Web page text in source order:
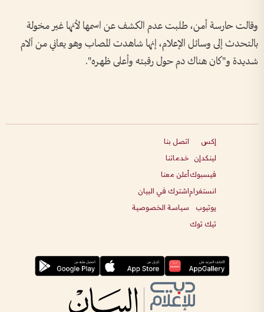
وقالت حارسة أمن، طلبت ‌عدم الكشف عن اسمها لأنها غير مخولة
بالتحدث ​إلى وسائل الإعلام، إنها شاهدت المصاب وهو يعاني من آلام
شديدة و"كان هناك دم حول رقبته وأعلى ​ظهره".
إكس
لينكدإن
فيسبوك
انستغرام
يوتيوب
تيك توك
اتصل بنا
خدماتنا
أعلن معنا
اشترك في البيان
سياسة الخصوصية